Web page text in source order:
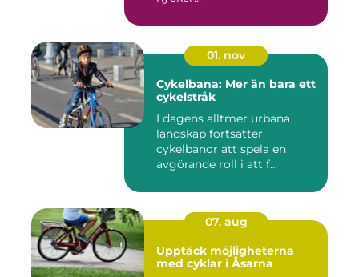
01. nov
Cykelbana: Mer än bara ett
cykelstråk
I dagens alltmer urbana
landskap fortsätter
cykelbanor att spela en
avgörande roll i att f...
07. aug
Upptäck möjligheterna
med cyklar i Åsarna